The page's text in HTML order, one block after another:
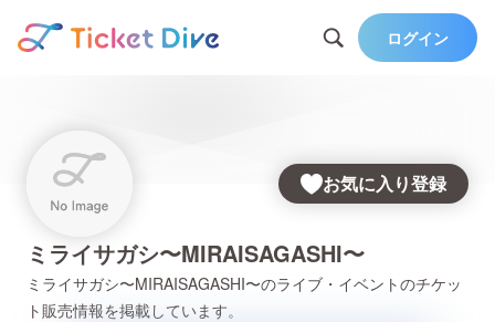
ログイン
お気に入り登録
ミライサガシ〜MIRAISAGASHI〜
ミライサガシ〜MIRAISAGASHI〜のライブ・イベントのチケッ
ト販売情報を掲載しています。